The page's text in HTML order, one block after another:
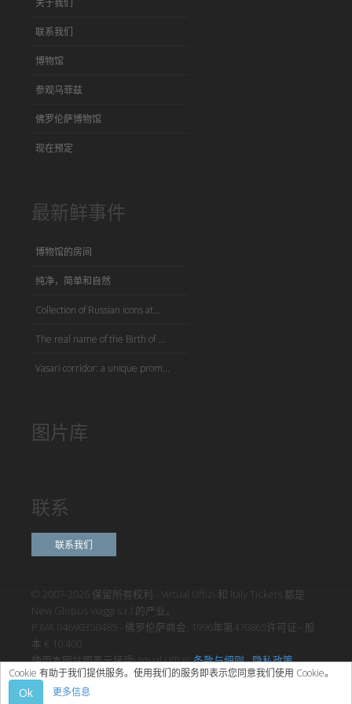
关于我们
联系我们
博物馆
参观乌菲兹
佛罗伦萨博物馆
现在预定
最新鲜事件
博物馆的房间
纯净，简单和自然
Collection of Russian icons at...
The real name of the Birth of ...
Vasari corridor: a unique prom...
图片库
联系
联系我们
© 2007-2026 保留所有权利 - Virtual Uffizi 和 Italy Tickets 都是
New Globus Viaggi s.r.l.的产业。
P.IVA 04690350485 - 佛罗伦萨商会, 1996年第470865许可证 - 股
本 € 10.400
使用本网站即表示接受Virtual Uffizi”条款与细则-隐私政策
Cookie 有助于我们提供服务。使用我们的服务即表示您同意我们使用 Cookie。
Ok 更多信息